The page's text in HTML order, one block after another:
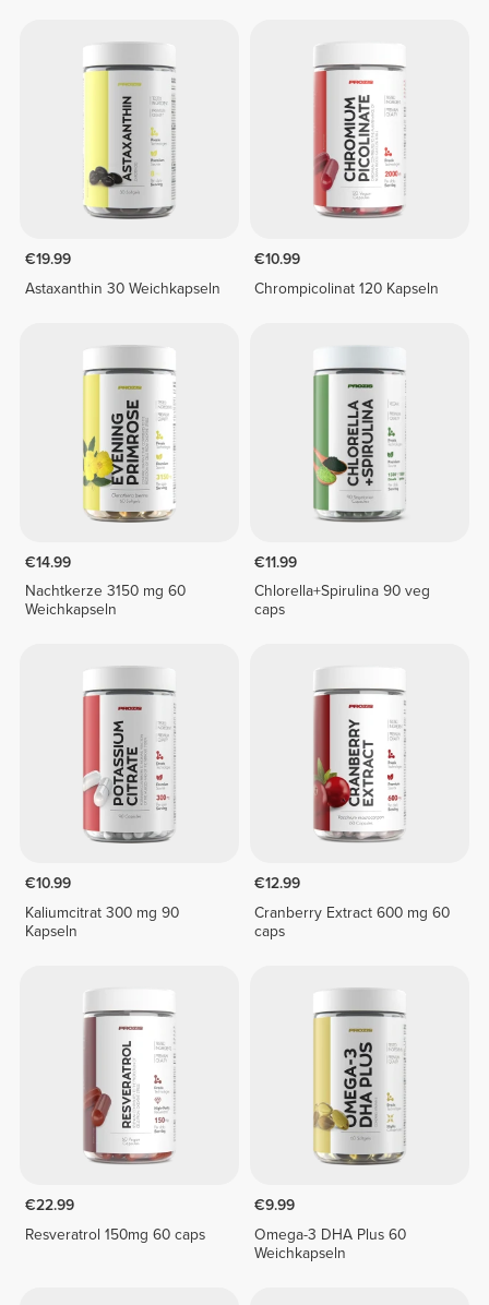
€19.99
Astaxanthin 30 Weichkapseln
€10.99
Chrompicolinat 120 Kapseln
€14.99
Nachtkerze 3150 mg 60
Weichkapseln
€11.99
Chlorella+Spirulina 90 veg
caps
€10.99
Kaliumcitrat 300 mg 90
Kapseln
€12.99
Cranberry Extract 600 mg 60
caps
€22.99
Resveratrol 150mg 60 caps
€9.99
Omega-3 DHA Plus 60
Weichkapseln